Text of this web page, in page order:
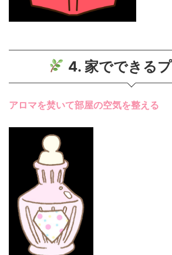
4. 家でできる
アロマを焚いて部屋の空気を整える